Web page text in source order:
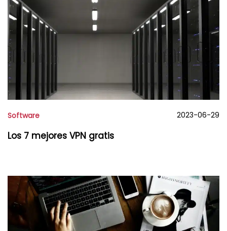
Software 2023-06-29
Los 7 mejores VPN gratis